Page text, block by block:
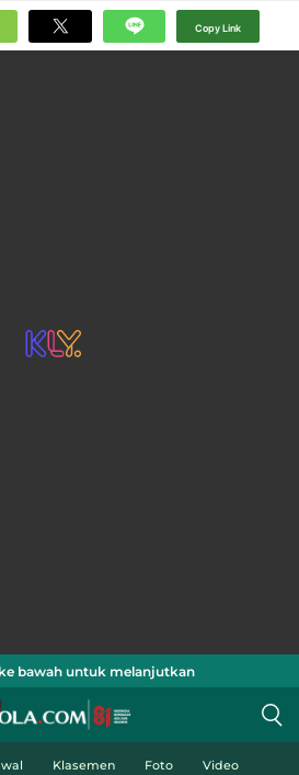
Copy Link
bawah untuk melanjutkan
Klasemen Foto Video